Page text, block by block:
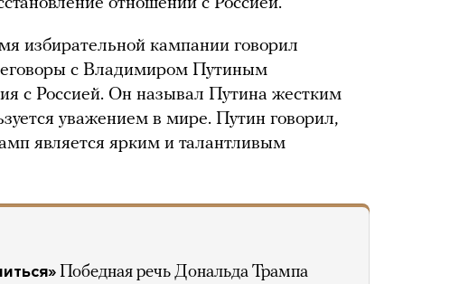
отношений с Россией.
избирательной кампании говорил
с Владимиром Путиным
с Россией. Он называл Путина жестким
уважением в мире. Путин говорил,
является ярким и талантливым
Победная речь Дональда Трампа